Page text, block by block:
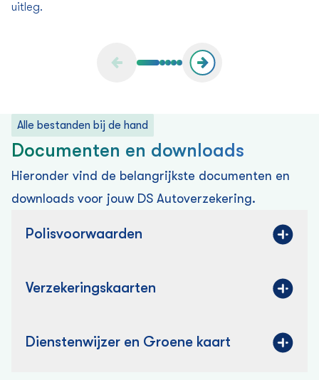
uitleg.
Alle bestanden bij de hand
Documenten en downloads
Hieronder vind de belangrijkste documenten en
downloads voor jouw DS Auto­verzekering.
Polisvoorwaarden
Verzekering­skaarten
Dienstenwijzer en Groene kaart